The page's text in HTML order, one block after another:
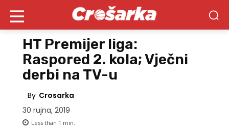
HT Premijer liga:
Raspored 2. kola; Vječni
derbi na TV-u
By Crosarka
30 rujna, 2019
Less than 1 min.